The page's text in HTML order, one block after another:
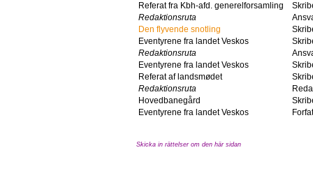
Referat fra Kbh-afd. generelforsamling
Redaktionsruta
Den flyvende snotling
Eventyrene fra landet Veskos
Redaktionsruta
Eventyrene fra landet Veskos
Referat af landsmødet
Redaktionsruta
Hovedbanegård
Eventyrene fra landet Veskos
Skicka in rättelser om den här sidan